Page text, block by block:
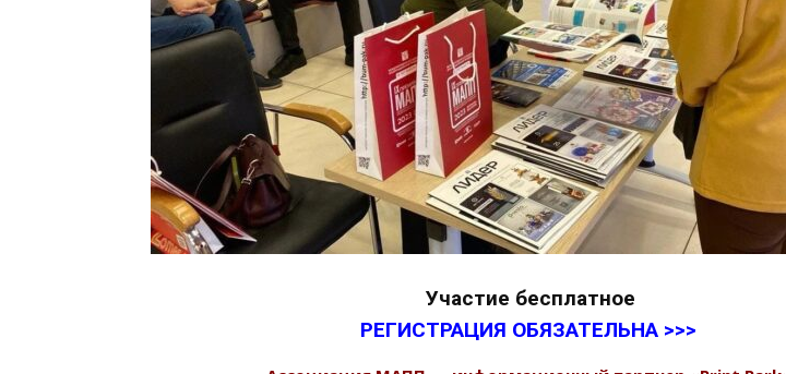
Участие бесплатное
РЕГИСТРАЦИЯ ОБЯЗАТЕЛЬНА >>>